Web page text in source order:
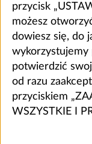
przycisk
możesz
dowiesz się, do
wykorzystujemy
potwierdzić
od razu
przyciskiem
WSZYSTKIE I